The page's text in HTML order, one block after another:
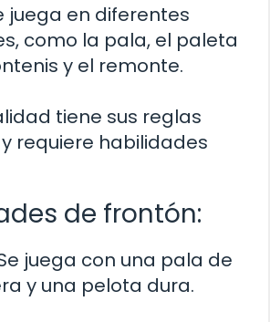
juega en diferentes
como la pala, el paleta
y el remonte.
tiene sus reglas
requiere habilidades
de frontón:
juega con una pala de
y una pelota dura.